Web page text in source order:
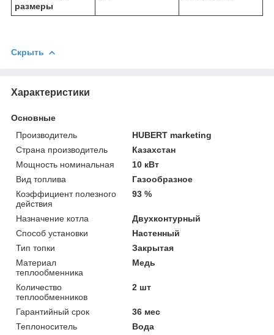
размеры
Скрыть
Характеристики
Основные
Производитель
HUBERT marketing
Страна производитель
Казахстан
Мощность номинальная
10 кВт
Вид топлива
Газообразное
Коэффициент полезного
действия
93 %
Назначение котла
Двухконтурный
Способ установки
Настенный
Тип топки
Закрытая
Материал
теплообменника
Медь
Количество
теплообменников
2 шт
Гарантийный срок
36 мес
Теплоноситель
Вода